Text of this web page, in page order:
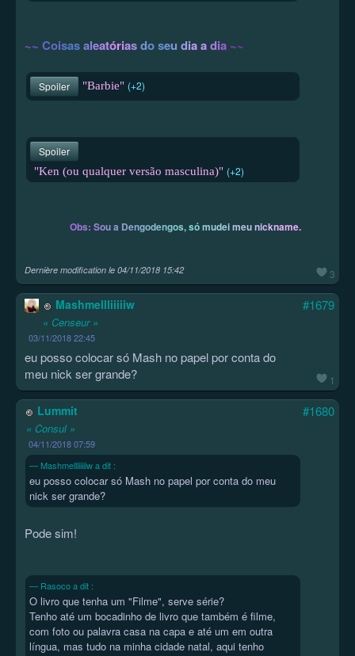
3
~~ Coisasaleatóriasdoseu diaadia ~~
Spoiler "Barbie" (+2)
Spoiler
"Ken (ou qualquer versão masculina)" (+2)
Obs: Soua Dengodengos,sómudeimeunickname.
Dernière modification le 04/11/2018 15:42
Mashmellliiiiiw
« Censeur »
03/11/2018 22:45
#1679
1
eu posso colocar só Mash no papel por conta do
meu nick ser grande?
Lummit
« Consul »
04/11/2018 07:59
#1680
Mashmellliiiiiw a dit :
eu posso colocar só Mash no papel por conta do meu
nick ser grande?
Pode sim!
Rasoco a dit :
O livro que tenha um "Filme", serve série?
Tenho até um bocadinho de livro que também é filme,
com foto ou palavra casa na capa e até um em outra
língua, mas tudo na minha cidade natal, aqui tenho